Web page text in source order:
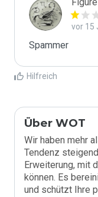
vor 15
Spammer
Hilfreich
Über WOT
Wir haben mehr
Tendenz
Erweiterung, mit
können. Es
und schützt Ihre